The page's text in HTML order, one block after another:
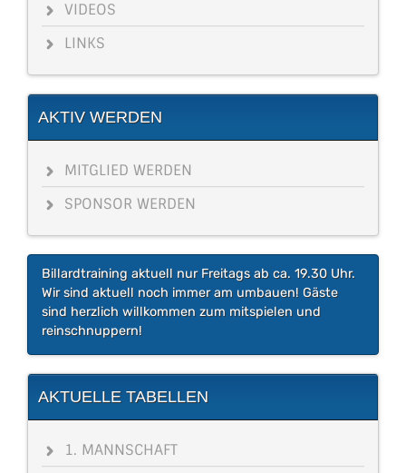
VIDEOS
LINKS
AKTIV WERDEN
MITGLIED WERDEN
SPONSOR WERDEN
Billardtraining aktuell nur Freitags ab ca. 19.30 Uhr.
Wir sind aktuell noch immer am umbauen! Gäste
sind herzlich willkommen zum mitspielen und
reinschnuppern!
AKTUELLE TABELLEN
1. MANNSCHAFT